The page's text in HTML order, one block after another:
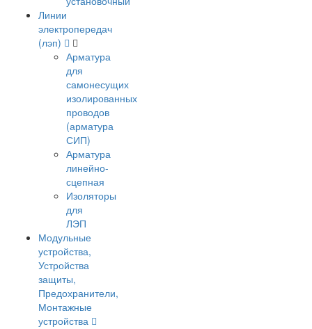
Линии
электропередач
(лэп)
Арматура
для
самонесущих
изолированных
проводов
(арматура
СИП)
Арматура
линейно-
сцепная
Изоляторы
для
ЛЭП
Модульные
устройства,
Устройства
защиты,
Предохранители,
Монтажные
устройства